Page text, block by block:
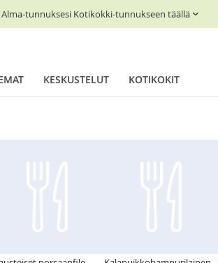
tunnuksesi Kotikokki-tunnukseen täällä
KESKUSTELUT KOTIKOKIT